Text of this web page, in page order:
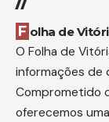
Folha de
O Folha de
informações de
Comprometido
oferecemos